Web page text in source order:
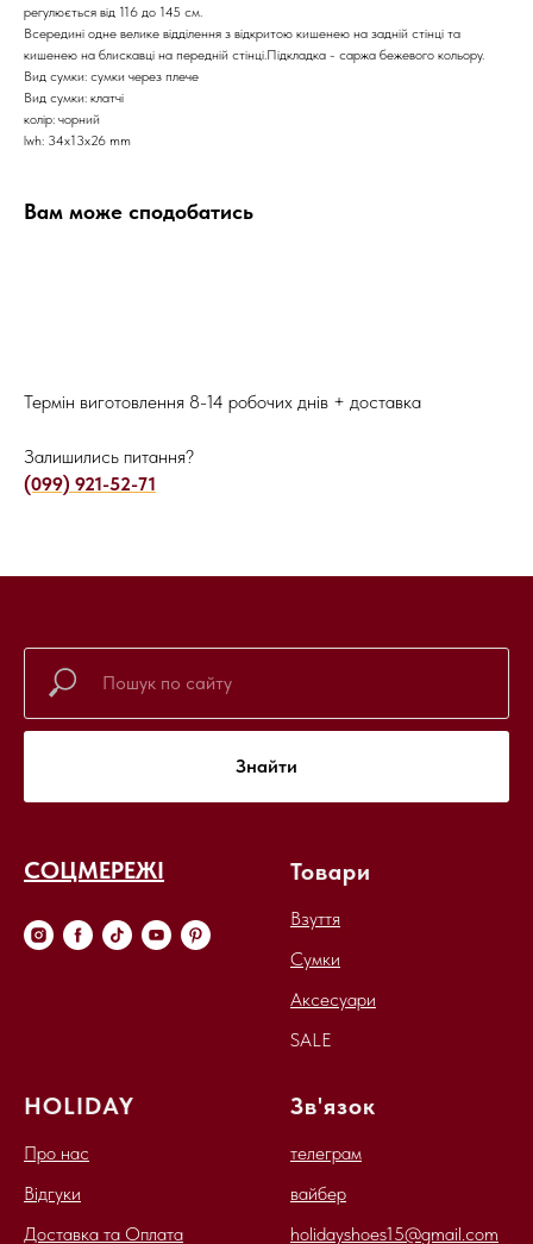
регулюється від 116 до 145 см.
Всередині одне велике відділення з відкритою кишенею на задній стінці та
кишенею на блискавці на передній стінці.Підкладка - саржа бежевого кольору.
Вид сумки: сумки через плече
Вид сумки: клатчі
колір: чорний
lwh: 34x13x26 mm
Вам може сподобатись
Термін виготовлення 8-14 робочих днів + доставка
Залишились питання?
(099) 921-52-71
Знайти
СОЦМЕРЕЖІ Товари
Взуття
Сумки
Аксесуари
SALE
HOLIDAY
Про нас
Відгуки
Доставка та Оплата
Зв'язок
телеграм
вайбер
holidayshoes15@gmail.com